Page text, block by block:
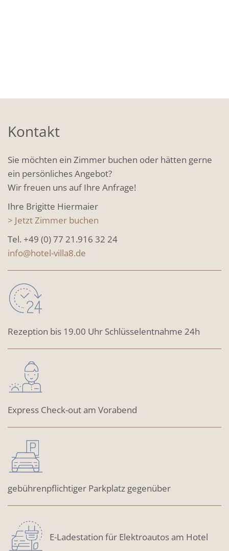
Kontakt
Sie möchten ein Zimmer buchen oder hätten gerne
ein persönliches Angebot?
Wir freuen uns auf Ihre Anfrage!
Ihre Brigitte Hiermaier
> Jetzt Zimmer buchen
Tel. +49 (0) 77 21.916 32 24
info@hotel-villa8.de
Rezeption bis 19.00 Uhr Schlüsselentnahme 24h
Express Check-out am Vorabend
gebührenpflichtiger Parkplatz gegenüber
E-Ladestation für Elektroautos am Hotel